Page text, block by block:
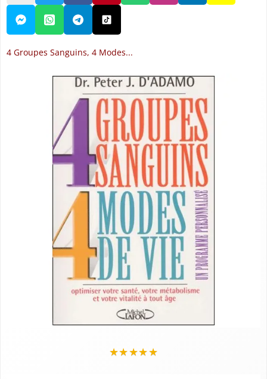
4 Groupes Sanguins, 4 Modes...
★★★★★